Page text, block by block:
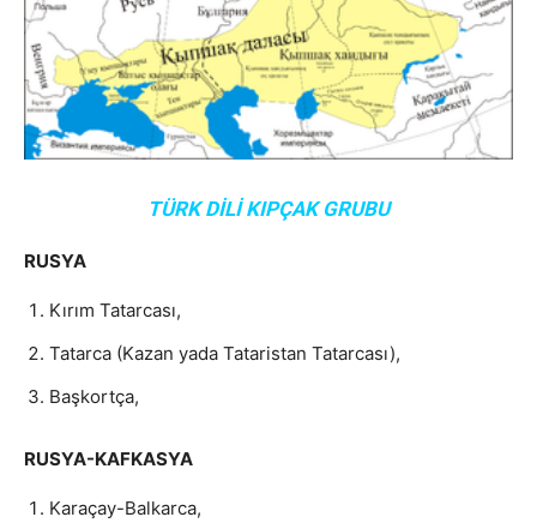
TÜRK DİLİ KIPÇAK GRUBU
RUSYA
Kırım Tatarcası,
Tatarca (Kazan yada Tataristan Tatarcası),
Başkortça,
RUSYA-KAFKASYA
Karaçay-Balkarca,